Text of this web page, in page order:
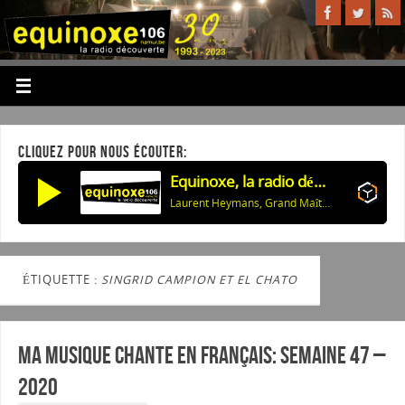
CLIQUEZ POUR NOUS ÉCOUTER:
Equinoxe, la radio découverte
Laurent Heymans, Grand Maître de la Confrérie: La Programmation des Nuits de Buley 2026
ÉTIQUETTE : SINGRID CAMPION ET EL CHATO
Ma musique chante en Français: Semaine 47 –
2020